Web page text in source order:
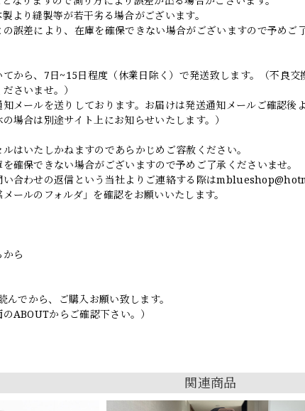
より縫製等が若干劣る場合がございます。
誤差により、在庫を確保できない場合がございますので予めご
から、7日~15日程度（休業日除く）で発送致します。（不良
さいませ。）
メールを送りしております。お届けは発送通知メールご確認後
場合は別途サイト上にお知らせいたします。）
はいたしかねますのであらかじめご容赦ください。
確保できない場合がございますので予めご了承くださいませ。
合わせの返信という当社よりご連絡する際は
ールのフォルダ」を確認をお願いいたします。
ら
でから、ご購入お願い致します。
ABOUTからご確認下さい。）
関連商品